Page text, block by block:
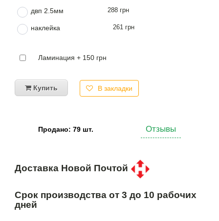
двп 2.5мм 288 грн
наклейка 261 грн
Ламинация + 150 грн
Купить В закладки
Продано: 79 шт. Отзывы
Доставка Новой Почтой
Срок производства от 3 до 10 рабочих
дней